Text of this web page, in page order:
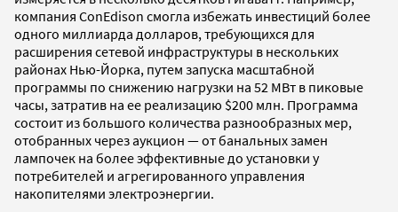
компания ConEdison смогла избежать инвестиций более
одного миллиарда долларов, требующихся для
расширения сетевой инфраструктуры в нескольких
районах Нью-Йорка, путем запуска масштабной
программы по снижению нагрузки на 52 МВт в пиковые
часы, затратив на ее реализацию $200 млн. Программа
состоит из большого количества разнообразных мер,
отобранных через аукцион — от банальных замен
лампочек на более эффективные до установки у
потребителей и агрегированного управления
накопителями электроэнергии.